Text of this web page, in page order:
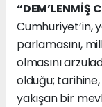
“DEM’LENMİŞ
Cumhuriyet’in,
parlamasını,
olmasını
olduğu;
yakışan bir